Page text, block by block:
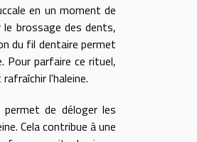
en un moment de
brossage des dents,
du fil dentaire permet
Pour parfaire ce rituel,
l'haleine.
de déloger les
Cela contribue à une